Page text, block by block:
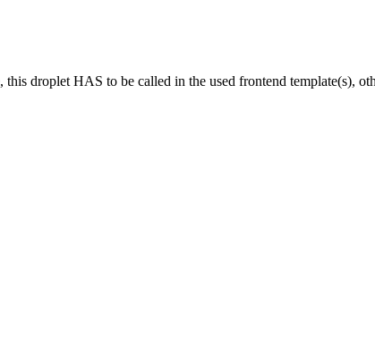
droplet HAS to be called in the used frontend template(s),